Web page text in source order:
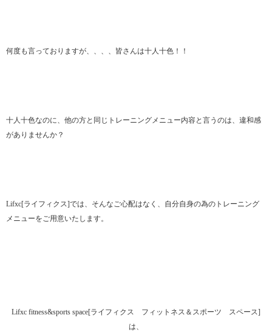
何度も言っておりますが、、、、皆さんは十人十色！！
十人十色なのに、他の方と同じトレーニングメニュー内容と言うのは、違和感
がありませんか？
Lifxc[ライフィクス]では、そんなご心配はなく、自分自身の為のトレーニング
メニューをご用意いたします。
Lifxc fitness&sports space[ライフィクス フィットネス＆スポーツ スペース]
は、